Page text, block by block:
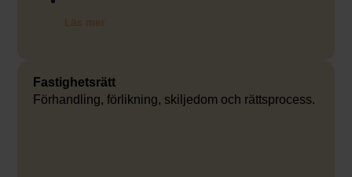
Läs mer
Fastighetsrätt
Förhandling, förlikning, skiljedom och rättsprocess.